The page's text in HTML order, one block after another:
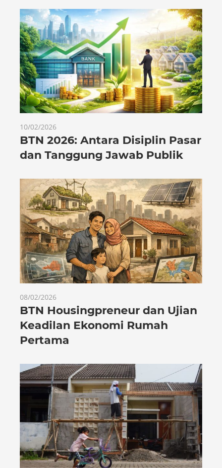
10/02/2026
BTN 2026: Antara Disiplin Pasar
dan Tanggung Jawab Publik
08/02/2026
BTN Housingpreneur dan Ujian
Keadilan Ekonomi Rumah
Pertama